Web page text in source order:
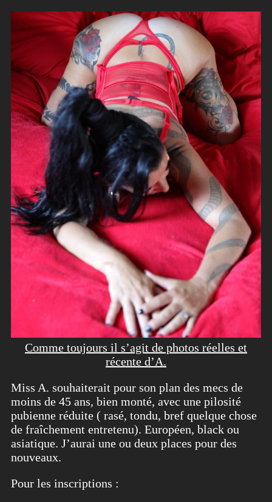
Comme toujours il s’agit de photos réelles et
récente d’A.
Miss A. souhaiterait pour son plan des mecs de
moins de 45 ans, bien monté, avec une pilosité
pubienne réduite ( rasé, tondu, bref quelque chose
de fraîchement entretenu). Européen, black ou
asiatique. J’aurai une ou deux places pour des
nouveaux.
Pour les inscriptions :